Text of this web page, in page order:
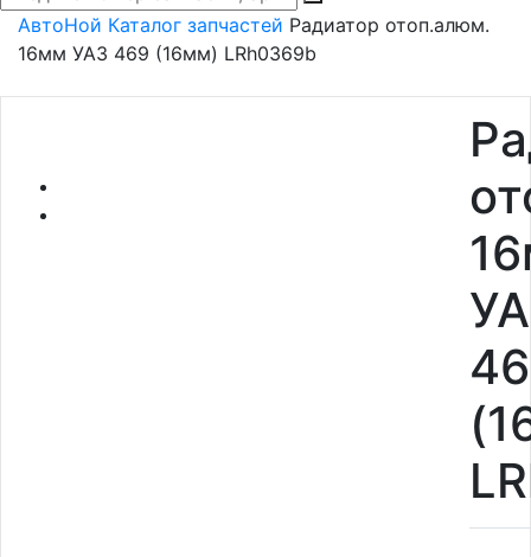
АвтоНой Каталог запчастей Радиатор отоп.алюм.
16мм УАЗ 469 (16мм) LRh0369b